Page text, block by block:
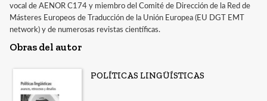
vocal de AENOR C174 y miembro del Comité de Dirección de la Red de
Másteres Europeos de Traducción de la Unión Europea (EU DGT EMT
network) y de numerosas revistas científicas.
Obras del autor
POLÍTICAS LINGÜÍSTICAS